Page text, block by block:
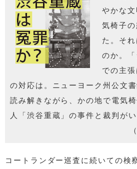
やかな
気椅子
た。そ
のか。
での主
の対応は。ニューヨーク州公文
読み解きながら、かの地で電気
人「渋谷重蔵」の事件と裁判が
コートランダー巡査に続いての検